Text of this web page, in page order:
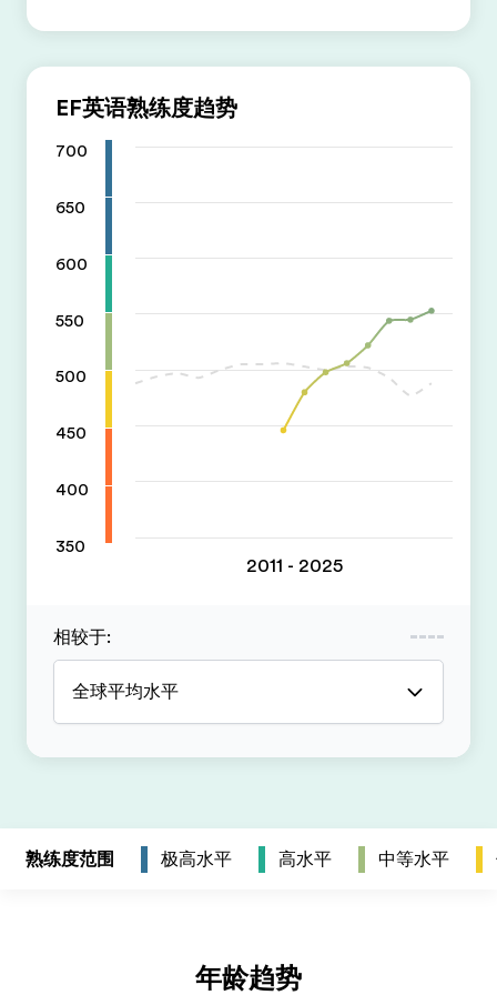
EF英语熟练度趋势
700
650
600
550
500
450
400
350
2011 - 2025
相较于:
全球平均水平
熟练度范围 极高水平 高水平 中等水平
年龄趋势